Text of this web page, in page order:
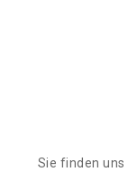
Sie finden uns